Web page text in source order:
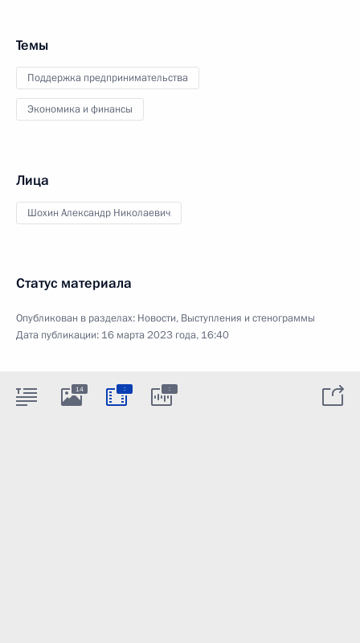
Темы
Поддержка предпринимательства
Экономика и финансы
Лица
Шохин Александр Николаевич
Статус материала
Опубликован в разделах: Новости, Выступления и стенограммы
Дата публикации: 16 марта 2023 года, 16:40
14 : :